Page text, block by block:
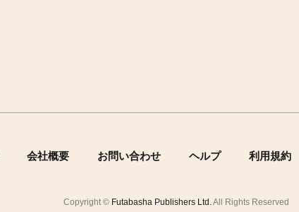
会社概要 お問い合わせ ヘルプ 利用規約
Copyright © Futabasha Publishers Ltd. All Rights Reserved